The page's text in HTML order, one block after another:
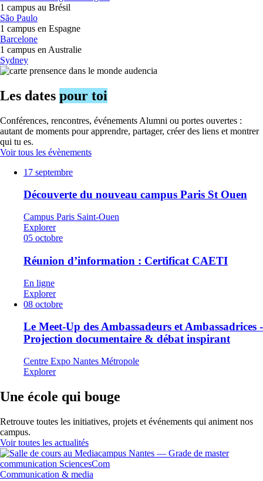
1 campus au Brésil
São Paulo
1 campus en Espagne
Barcelone
1 campus en Australie
Sydney
Les dates pour toi
Conférences, rencontres, événements Alumni ou portes ouvertes :
autant de moments pour apprendre, partager, créer des liens et montrer
qui tu es.
Voir tous les évènements
17 septembre
Découverte du nouveau campus Paris St Ouen
Campus Paris Saint-Ouen
Explorer
05 octobre
Réunion d’information : Certificat CAETI
En ligne
Explorer
08 octobre
Le Meet-Up des Ambassadeurs et Ambassadrices -
Projection documentaire & débat inspirant
Centre Expo Nantes Métropole
Explorer
Une école qui bouge
Retrouve toutes les initiatives, projets et événements qui animent nos
campus.
Voir toutes les actualités
Communication & media